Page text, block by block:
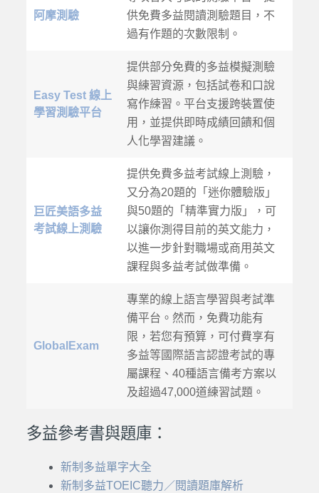
阿摩測驗
供免費多益閱讀測驗題目，不
過有作題的次數限制。
Easy Test 線上
學習測驗平台
提供部分免費的多益模擬測驗
與練習資源，包括試卷和口說
寫作練習。平台支援跨裝置使
用，並提供即時成績回饋和個
人化學習建議。
巨匠美語多益
考試線上測驗
提供免費多益考試線上測驗，
又分為20題的「迷你體驗版」
與50題的「精準實力版」，可
以讓你測得目前的英文能力，
以進一步針對職場或商用英文
課程與多益考試做準備。
GlobalExam
專業的線上語言學習與考試準
備平台。然而，免費功能有
限，若您有預算，可付費享有
多益等國際語言認證考試的專
屬課程、40種語言備考方案以
及超過47,000道練習試題。
多益參考書與題庫：
新制多益單字大全
新制多益TOEIC聽力／閱讀題庫解析